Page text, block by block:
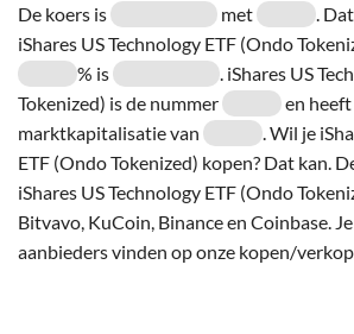
De koers is
met
.
iShares US Technology ETF (Ondo
% is
. iShares US
Tokenized) is de nummer
en heeft
marktkapitalisatie van
. Wil je
ETF (Ondo Tokenized) kopen? Dat kan.
iShares US Technology ETF (Ondo
Bitvavo, KuCoin, Binance en Coinbase.
aanbieders vinden op onze kopen/